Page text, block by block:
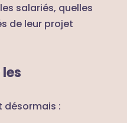
salariés, quelles
de leur projet
désormais :